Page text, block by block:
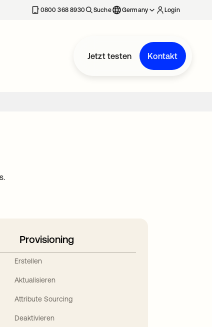
0800 368 8930 Suche Germany Login
Jetzt testen Kontakt
Provisioning
Erstellen
Aktualisieren
Attribute Sourcing
Deaktivieren